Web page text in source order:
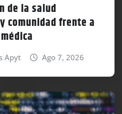
de la salud
comunidad frente a
Apyt Ago 7, 2026